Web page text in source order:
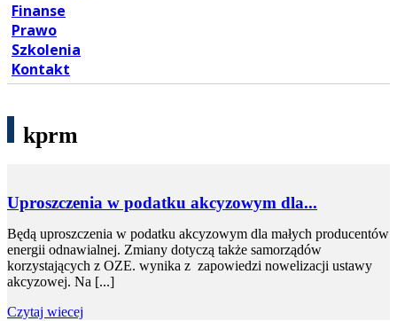
Finanse
Prawo
Szkolenia
Kontakt
kprm
Uproszczenia w podatku akcyzowym dla...
Będą uproszczenia w podatku akcyzowym dla małych producentów
energii odnawialnej. Zmiany dotyczą także samorządów
korzystających z OZE. wynika z zapowiedzi nowelizacji ustawy
akcyzowej. Na [...]
Czytaj wiecej